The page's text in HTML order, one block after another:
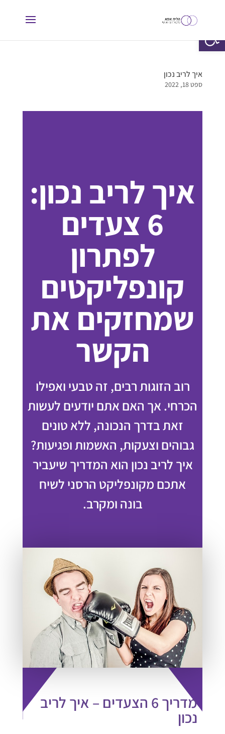
איך לריב נכון
ספט 18, 2022
איך לריב נכון:
6 צעדים
לפתרון
קונפליקטים
שמחזקים את
הקשר
רוב הזוגות רבים, זה טבעי ואפילו
הכרחי. אך האם אתם יודעים לעשות
זאת בדרך הנכונה, ללא טונים
גבוהים וצעקות, האשמות ופגיעות?
איך לריב נכון הוא המדריך שיעביר
אתכם מקונפליקט הרסני לשיח
בונה ומקרב.
מדריך 6 הצעדים – איך לריב
נכון
פתח סרגל נגישות